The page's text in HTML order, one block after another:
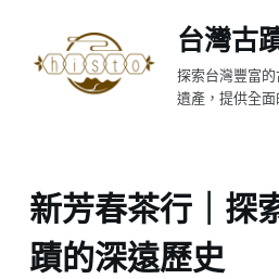
至
台灣古
探索台灣豐富
遺產，提供全面
新芳春茶行｜探
蹟的深遠歷史